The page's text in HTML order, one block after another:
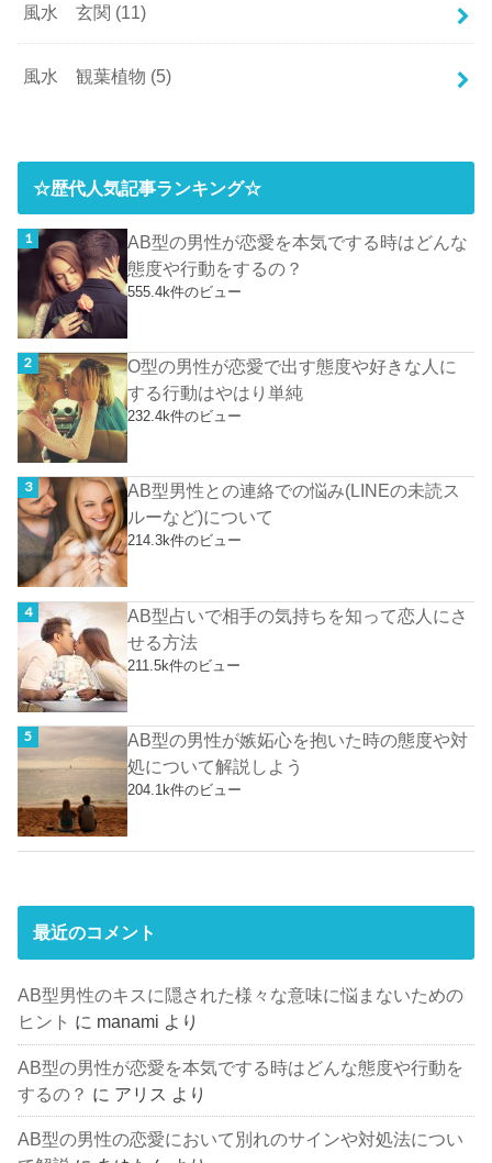
風水 玄関 (11)
風水 観葉植物 (5)
☆歴代人気記事ランキング☆
AB型の男性が恋愛を本気でする時はどんな
態度や行動をするの？
555.4k件のビュー
O型の男性が恋愛で出す態度や好きな人に
する行動はやはり単純
232.4k件のビュー
AB型男性との連絡での悩み(LINEの未読ス
ルーなど)について
214.3k件のビュー
AB型占いで相手の気持ちを知って恋人にさ
せる方法
211.5k件のビュー
AB型の男性が嫉妬心を抱いた時の態度や対
処について解説しよう
204.1k件のビュー
最近のコメント
AB型男性のキスに隠された様々な意味に悩まないための
ヒント に manami より
AB型の男性が恋愛を本気でする時はどんな態度や行動を
するの？ に アリス より
AB型の男性の恋愛において別れのサインや対処法につい